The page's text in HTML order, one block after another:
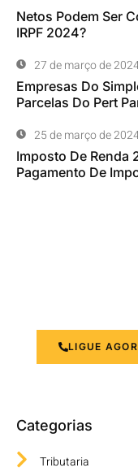
Netos Podem Ser
IRPF 2024?
27 de março de
Empresas Do
Parcelas Do Pert
25 de março de
Imposto De Renda
Pagamento De
LIGUE
Categorias
Tributaria